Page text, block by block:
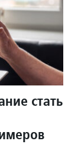
стать